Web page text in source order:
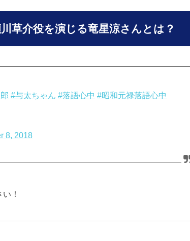
草介役を演じる竜星涼さんとは？
#与太ちゃん #落語心中 #昭和元禄落語心中
8, 2018
！